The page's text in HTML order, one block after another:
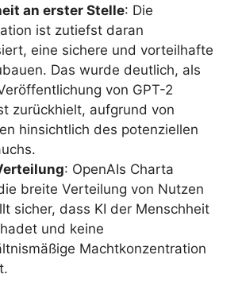
an erster Stelle: Die
ist zutiefst daran
eine sichere und vorteilhafte
Das wurde deutlich, als
von GPT-2
zurückhielt, aufgrund von
hinsichtlich des potenziellen
: OpenAIs Charta
breite Verteilung von Nutzen
sicher, dass KI der Menschheit
und keine
Machtkonzentration